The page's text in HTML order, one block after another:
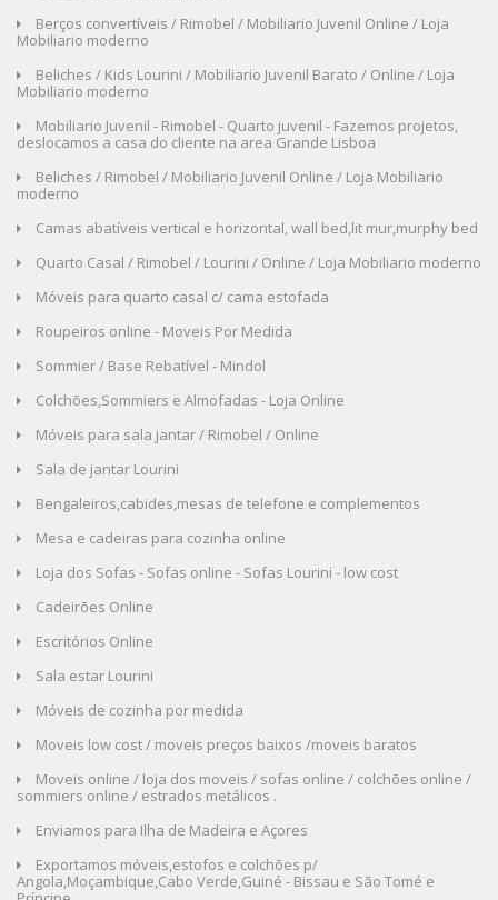
Berços convertíveis / Rimobel / Mobiliario Juvenil Online / Loja
Mobiliario moderno
Beliches / Kids Lourini / Mobiliario Juvenil Barato / Online / Loja
Mobiliario moderno
Mobiliario Juvenil - Rimobel - Quarto juvenil - Fazemos projetos,
deslocamos a casa do cliente na area Grande Lisboa
Beliches / Rimobel / Mobiliario Juvenil Online / Loja Mobiliario
moderno
Camas abatíveis vertical e horizontal, wall bed,lit mur,murphy bed
Quarto Casal / Rimobel / Lourini / Online / Loja Mobiliario moderno
Móveis para quarto casal c/ cama estofada
Roupeiros online - Moveis Por Medida
Sommier / Base Rebatível - Mindol
Colchões,Sommiers e Almofadas - Loja Online
Móveis para sala jantar / Rimobel / Online
Sala de jantar Lourini
Bengaleiros,cabides,mesas de telefone e complementos
Mesa e cadeiras para cozinha online
Loja dos Sofas - Sofas online - Sofas Lourini - low cost
Cadeirões Online
Escritórios Online
Sala estar Lourini
Móveis de cozinha por medida
Moveis low cost / moveis preços baixos /moveis baratos
Moveis online / loja dos moveis / sofas online / colchões online /
sommiers online / estrados metálicos .
Enviamos para Ilha de Madeira e Açores
Exportamos móveis,estofos e colchões p/
Angola,Moçambique,Cabo Verde,Guiné - Bissau e São Tomé e